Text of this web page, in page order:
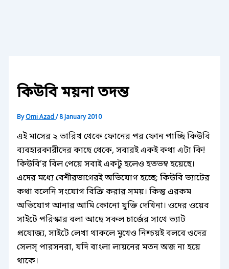
কিউবি ময়না তদন্ত
ByOmi Azad/8 January 2010
এই মাসের ২ তারিখ থেকে ফোনের পর ফোন পাচ্ছি কিউবি
ব্যবহারকারীদের কাছে থেকে, সবারই একই কথা এটা কি!
কিউবি’র বিল পেয়ে সবাই একটু হলেও হতভম্ব হয়েছে।
এদের মধ্যে বেশীরভাগেরই অভিযোগ হচ্ছে; কিউবি ভ্যাটের
কথা বলেনি সংযোগ বিক্রি করার সময়। কিন্তু এরকম
অভিযোগ আনার আমি কোনো যুক্তি দেখিনা। ওদের ওয়েব
সাইটে পরিস্কার বলা আছে সকল চার্জের সাথে ভ্যাট
প্রযোজ্য, সাইটে লেখা থাকলে মুখেও নিশ্চয়ই বলবে ওদের
সেলস্ পারসনরা, যদি বাংলা লায়নের মতন অজ না হয়ে
থাকে।